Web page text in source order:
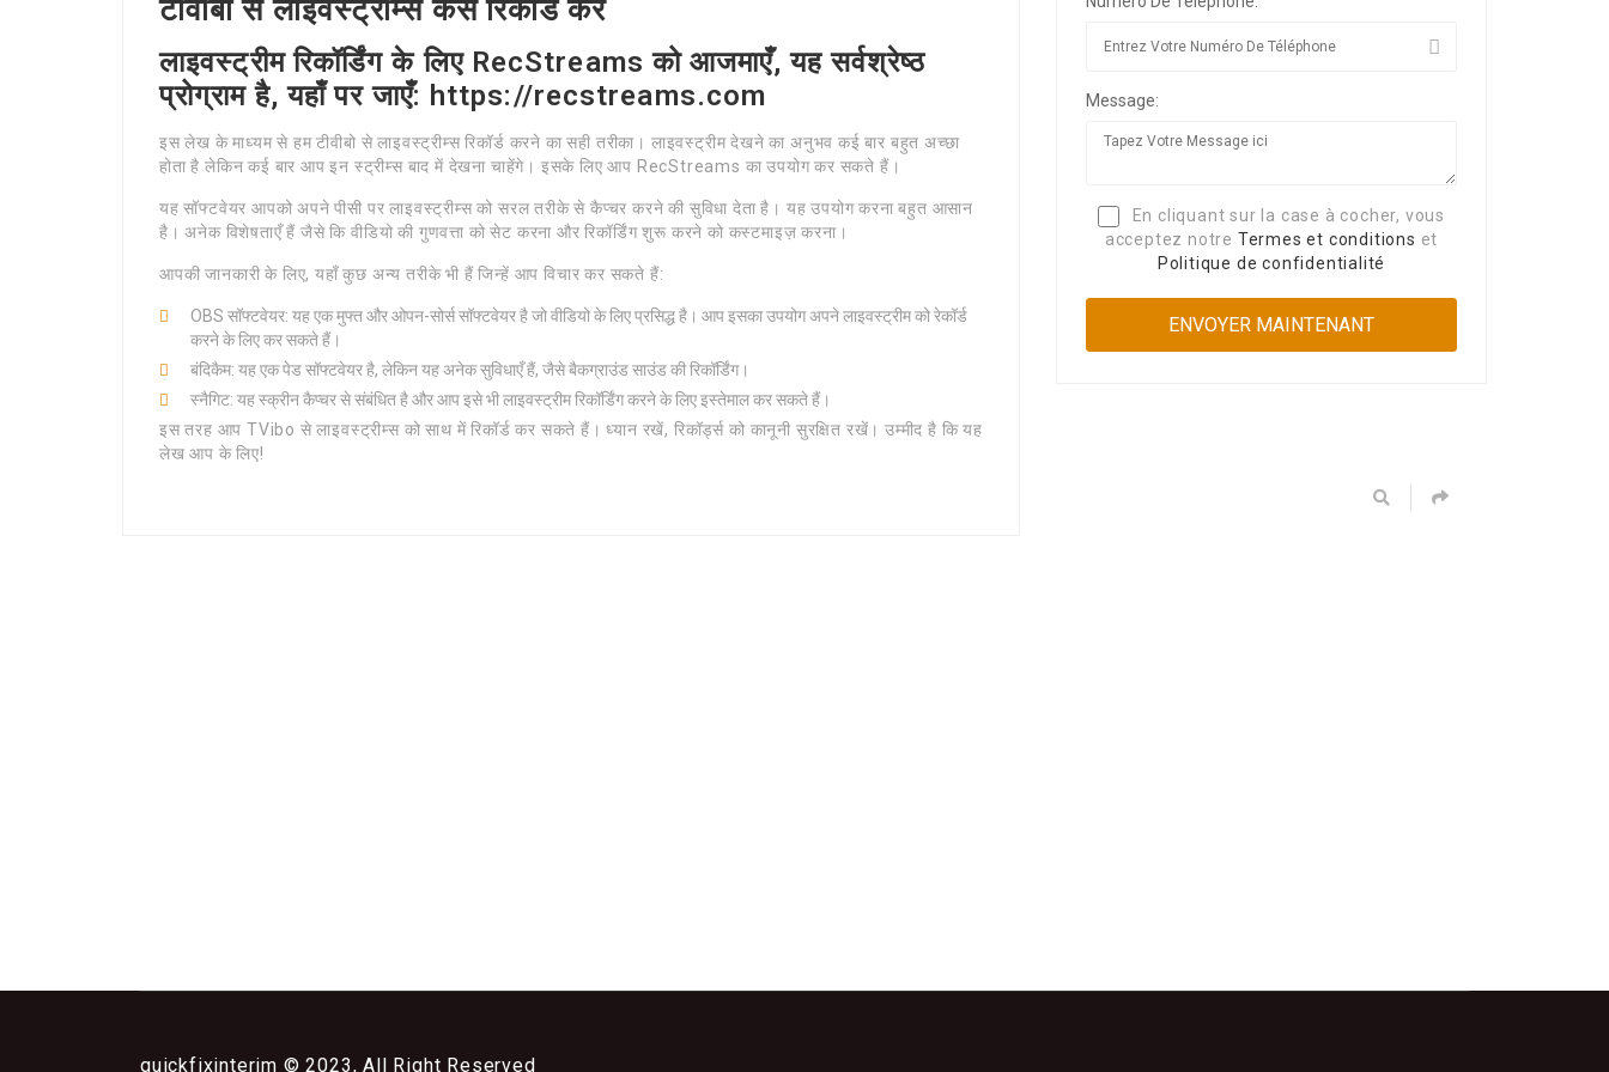
टीवीबो से लाइवस्ट्रीम्स कैसे रिकॉर्ड करें
लाइवस्ट्रीम रिकॉर्डिंग के लिए RecStreams को आजमाएँ, यह सर्वश्रेष्ठ
प्रोग्राम है, यहाँ पर जाएँ: https://recstreams.com
इस लेख के माध्यम से हम टीवीबो से लाइवस्ट्रीम्स रिकॉर्ड करने का सही तरीका। लाइवस्ट्रीम देखने का अनुभव कई बार बहुत अच्छा
होता है लेकिन कई बार आप इन स्ट्रीम्स बाद में देखना चाहेंगे। इसके लिए आप RecStreams का उपयोग कर सकते हैं।
यह सॉफ्टवेयर आपको अपने पीसी पर लाइवस्ट्रीम्स को सरल तरीके से कैप्चर करने की सुविधा देता है। यह उपयोग करना बहुत आसान
है। अनेक विशेषताएँ हैं जैसे कि वीडियो की गुणवत्ता को सेट करना और रिकॉर्डिंग शुरू करने को कस्टमाइज़ करना।
आपकी जानकारी के लिए, यहाँ कुछ अन्य तरीके भी हैं जिन्हें आप विचार कर सकते हैं:
OBS सॉफ्टवेयर: यह एक मुफ्त और ओपन-सोर्स सॉफ्टवेयर है जो वीडियो के लिए प्रसिद्ध है। आप इसका उपयोग अपने लाइवस्ट्रीम को रेकॉर्ड
करने के लिए कर सकते हैं।
बंदिकैम: यह एक पेड सॉफ्टवेयर है, लेकिन यह अनेक सुविधाएँ हैं, जैसे बैकग्राउंड साउंड की रिकॉर्डिंग।
स्नैगिट: यह स्क्रीन कैप्चर से संबंधित है और आप इसे भी लाइवस्ट्रीम रिकॉर्डिंग करने के लिए इस्तेमाल कर सकते हैं।
इस तरह आप TVibo से लाइवस्ट्रीम्स को साथ में रिकॉर्ड कर सकते हैं। ध्यान रखें, रिकॉर्ड्स को कानूनी सुरक्षित रखें। उम्मीद है कि यह
लेख आप के लिए!
Message:
En cliquant sur la case à cocher, vous
acceptez notre Termes et conditions et
Politique de confidentialité
quickfixinterim © 2023, All Right Reserved